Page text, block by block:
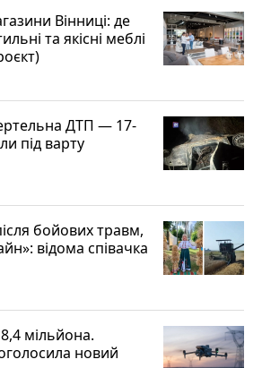
Вінниці: де
та якісні меблі
ДТП — 17-
під варту
бойових травм,
відома співачка
мільйона.
новий